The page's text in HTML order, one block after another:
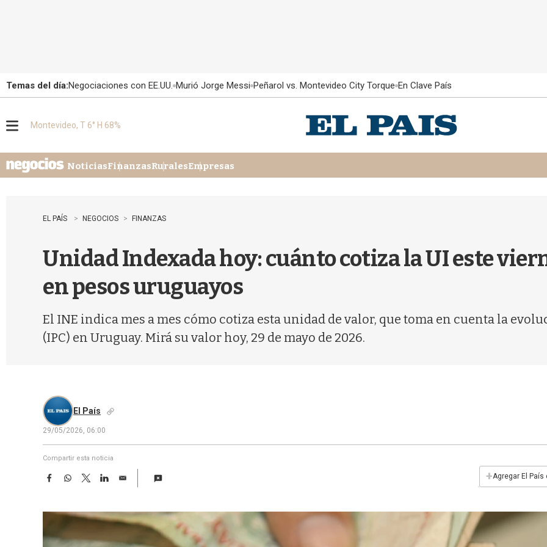
Temas del día:Negociaciones con EE.UU. Murió Jorge Messi Peñarol vs. Montevideo City Torque En Clave País
u
Montevideo, T 6° H 68%
NoticiasFinanzasRuralesEmpresas
EL PAÍS NEGOCIOS FINANZAS
Unidad Indexada hoy: cuánto cotiza la UI este
en pesos uruguayos
El INE indica mes a mes cómo cotiza esta unidad de valor, que toma en cuenta la
(IPC) en Uruguay. Mirá su valor hoy, 29 de mayo de 2026.
El País
29/05/2026, 06:00
Compartir esta noticia
F
e
o
W
t
s
T
w
t
t
L
k
e
E
i
l
+Agregar El País